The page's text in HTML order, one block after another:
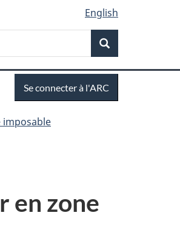
English
Se connecter à l'ARC
imposable
en zone